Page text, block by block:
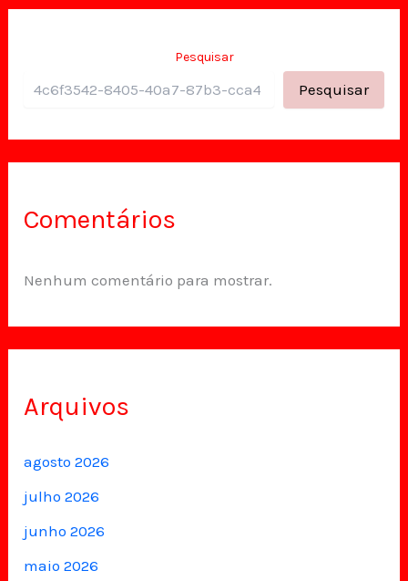
Pesquisar
Pesquisar
Comentários
Nenhum comentário para mostrar.
Arquivos
agosto 2026
julho 2026
junho 2026
maio 2026